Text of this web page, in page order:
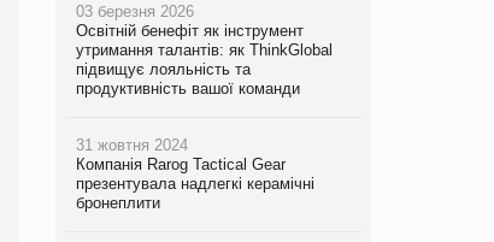
03 березня 2026
Освітній бенефіт як інструмент
утримання талантів: як ThinkGlobal
підвищує лояльність та
продуктивність вашої команди
31 жовтня 2024
Компанія Rarog Tactical Gear
презентувала надлегкі керамічні
бронеплити